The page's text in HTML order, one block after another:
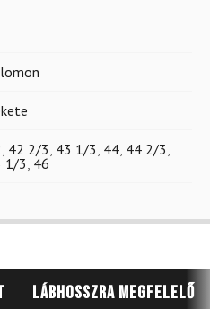
42 2/3 43 1/3 44 44 2/3
1/3 46
Lábhosszra megfelelő